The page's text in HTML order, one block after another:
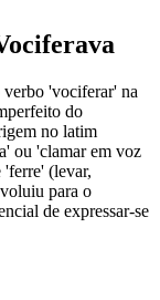
'vociferar' na
do
no latim
ou 'clamar em voz
(levar,
para o
de expressar-se